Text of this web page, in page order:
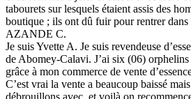
tabourets sur lesquels étaient assis des
boutique ; ils ont dû fuir pour rentrer
AZANDE C.
Je suis Yvette A. Je suis revendeuse
de Abomey-Calavi. J’ai six (06) orphelins
grâce à mon commerce de vente
C’est vrai la vente a beaucoup baissé